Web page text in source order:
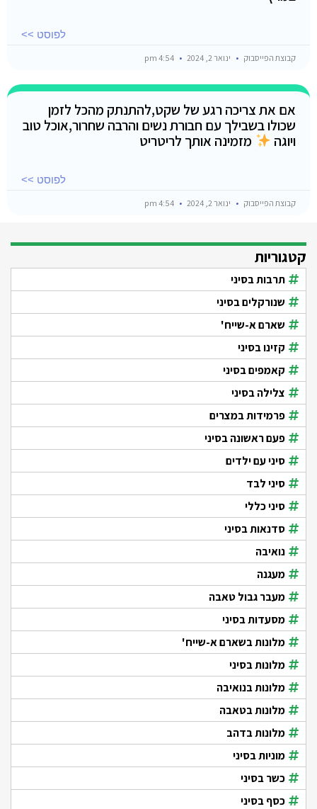
לפוסט >>
קבוצת הפייסבוק ינואר 2, 2024
אם את צריכה רגע של שקט,להתנתק מהכל לזמן
שכולו בשבילך עם חבורת נשים והרבה שחרור,אוכל טוב
ויוגה
מזמינה אותך לריטריט
לפוסט >>
קבוצת הפייסבוק ינואר 2, 2024
קטגוריות
תרבות בסיני
שנורקלים בסיני
שארם א-שייח'
קזינו בסיני
קאמפים בסיני
צלילה בסיני
פרמידות במצרים
פעם ראשונה בסיני
סיני עם ילדים
סיני לבד
סיני כללי
סדנאות בסיני
נואיבה
מעגנה
מעבר גבול טאבה
מסעדות בסיני
מלונות בשארם א-שייח'
מלונות בסיני
מלונות בנואיבה
מלונות בטאבה
מלונות בדהב
מוניות בסיני
כשר בסיני
כסף בסיני